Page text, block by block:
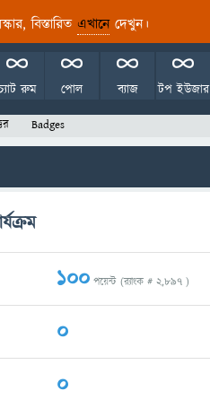
বিস্তারিত এখানেদেখুন।
টপ ইউজার
ব্যাজ
পোল
রুম
Badges
100 পয়েন্ট (র‌্যাংক #2,897 )
0
0